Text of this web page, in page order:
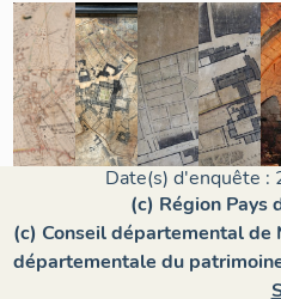
Date(s) d'enquête :
(c) Région Pays
(c) Conseil départemental
départementale du